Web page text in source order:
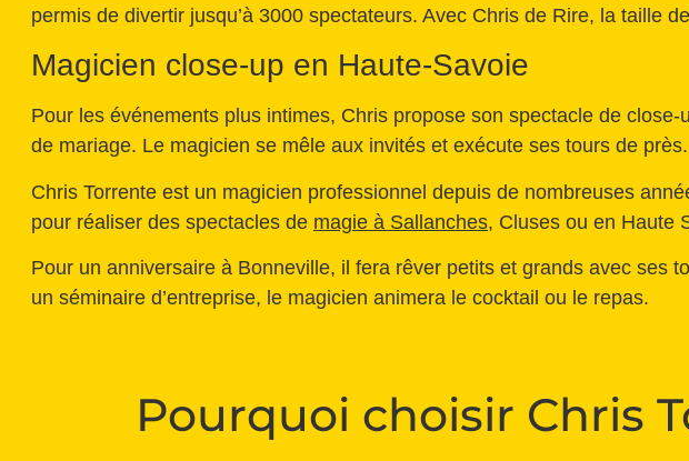
permis de divertir jusqu’à 3000 spectateurs. Avec Chris de Rire, la taille
Magicien close-up en Haute-Savoie
Pour les événements plus intimes, Chris propose son spectacle de
de mariage. Le magicien se mêle aux invités et exécute ses tours de près.
Chris Torrente est un magicien professionnel depuis de nombreuses
pour réaliser des spectacles de magie à Sallanches, Cluses ou en Haute
Pour un anniversaire à Bonneville, il fera rêver petits et grands avec ses
un séminaire d’entreprise, le magicien animera le cocktail ou le repas.
Pourquoi choisir Chris